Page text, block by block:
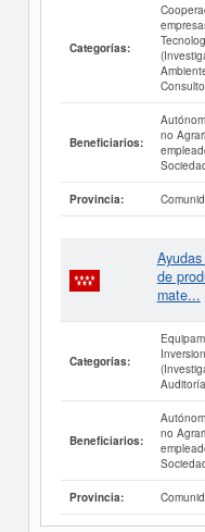
Categorías:
Beneficiarios:
no
Provincia:
de
mate...
Categorías:
Beneficiarios:
no
Provincia: